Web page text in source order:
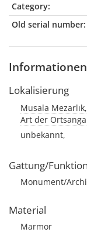
Category:
Old serial number:
Lokalisierung
Musala
Art der
unbekannt,
Gattung/
Monument/
Material
Marmor